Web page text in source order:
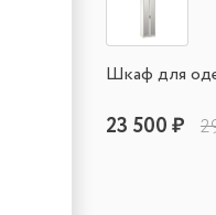
Шкаф для
23 500 ₽